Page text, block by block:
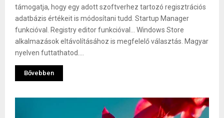
támogatja, hogy egy adott szoftverhez tartozó regisztrációs
adatbázis értékeit is módosítani tudd. Startup Manager
funkcióval. Registry editor funkcióval... Windows Store
alkalmazások eltávolításához is megfelelő választás. Magyar
nyelven futtathatod....
Bővebben